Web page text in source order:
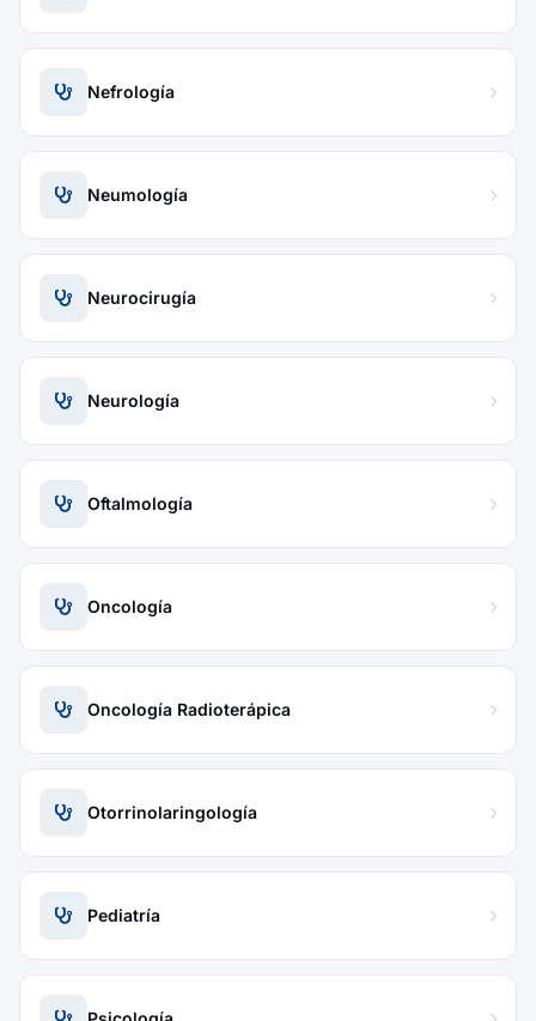
Nefrología
Neumología
Neurocirugía
Neurología
Oftalmología
Oncología
Oncología Radioterápica
Otorrinolaringología
Pediatría